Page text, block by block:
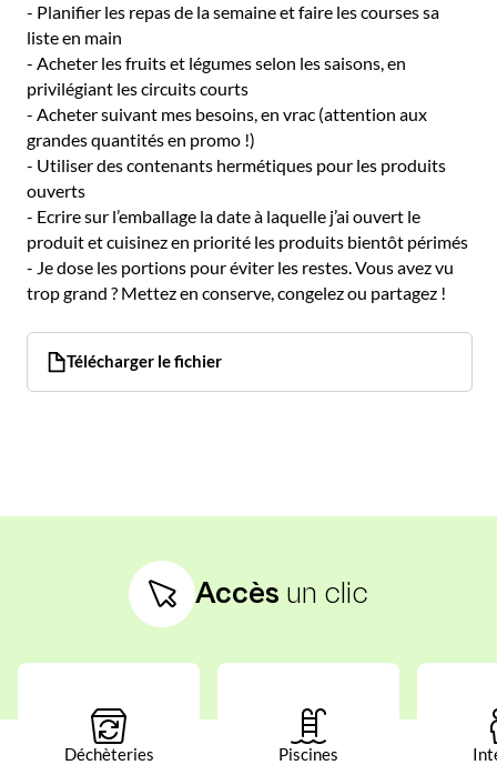
- Planifier les repas de la semaine et faire les courses sa
liste en main
- Acheter les fruits et légumes selon les saisons, en
privilégiant les circuits courts
- Acheter suivant mes besoins, en vrac (attention aux
grandes quantités en promo !)
- Utiliser des contenants hermétiques pour les produits
ouverts
- Ecrire sur l’emballage la date à laquelle j’ai ouvert le
produit et cuisinez en priorité les produits bientôt périmés
- Je dose les portions pour éviter les restes. Vous avez vu
trop grand ? Mettez en conserve, congelez ou partagez !
Télécharger le fichier
Accès un clic
Déchèteries Piscines